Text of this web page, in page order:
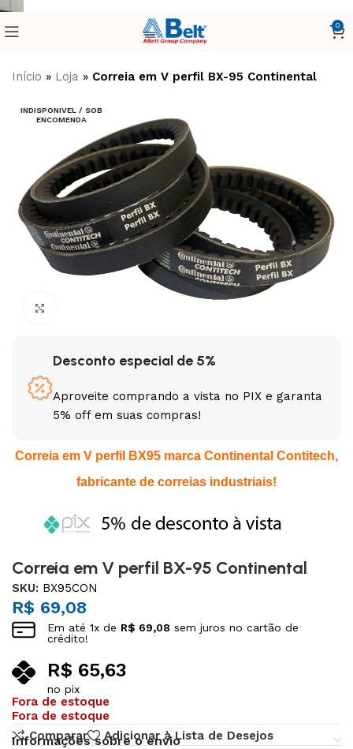
0
Início » Loja » Correia em V perfil BX-95 Continental
INDISPONIVEL / SOB
ENCOMENDA
Desconto especial de 5%
Aproveite comprando a vista no PIX e garanta
5% off em suas compras!
Correia em V perfil BX95 marca Continental Contitech,
fabricante de correias industriais!
Correia em V perfil BX-95 Continental
SKU: BX95CON
R$ 69,08
Em até1x de R$ 69,08 sem juros no cartão de
crédito!
R$ 65,63
no pix
Fora de estoque
Fora de estoque
Comparar
Adicionar à Lista de Desejos
Informações sobre o envio